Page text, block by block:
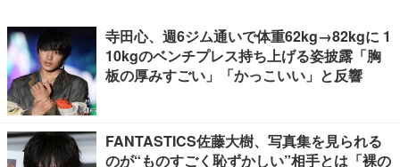
寺田心、週6ジム通いで体重62kg→82kgに 1
10kgのベンチプレス持ち上げる姿披露「胸
板の厚みすごい」「かっこいい」と反響
FANTASTICS佐藤大樹、写真集を見られる
のが“ものすごく恥ずかしい”相手とは「裸の